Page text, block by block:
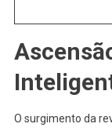
O surgimento da